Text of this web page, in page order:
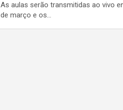
As aulas serão transmitidas ao vivo
de março e os…